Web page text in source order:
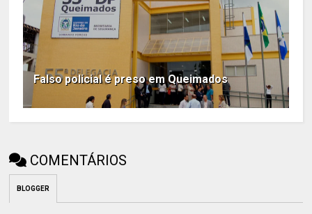
Falso policial é preso em Queimados
COMENTÁRIOS
BLOGGER